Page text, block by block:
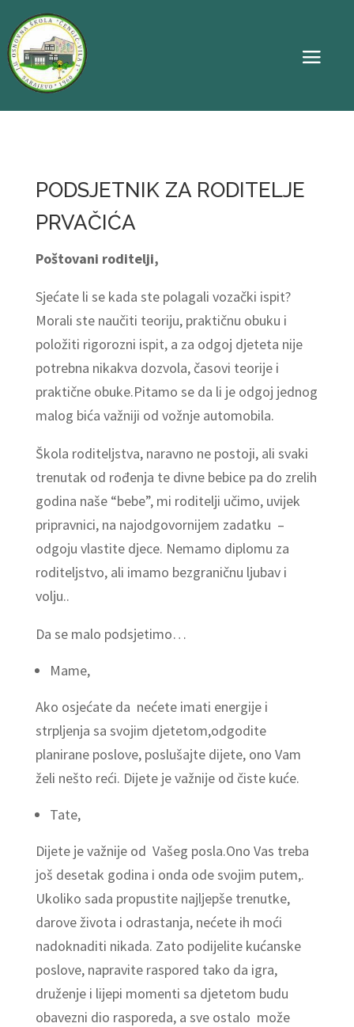
PODSJETNIK ZA RODITELJE
PRVAČIĆA
Poštovani roditelji,
Sjećate li se kada ste polagali vozački ispit?
Morali ste naučiti teoriju, praktičnu obuku i
položiti rigorozni ispit, a za odgoj djeteta nije
potrebna nikakva dozvola, časovi teorije i
praktične obuke.Pitamo se da li je odgoj jednog
malog bića važniji od vožnje automobila.
Škola roditeljstva, naravno ne postoji, ali svaki
trenutak od rođenja te divne bebice pa do zrelih
godina naše “bebe”, mi roditelji učimo, uvijek
pripravnici, na najodgovornijem zadatku –
odgoju vlastite djece. Nemamo diplomu za
roditeljstvo, ali imamo bezgraničnu ljubav i
volju..
Da se malo podsjetimo…
Mame,
Ako osjećate da nećete imati energije i
strpljenja sa svojim djetetom,odgodite
planirane poslove, poslušajte dijete, ono Vam
želi nešto reći. Dijete je važnije od čiste kuće.
Tate,
Dijete je važnije od Vašeg posla.Ono Vas treba
još desetak godina i onda ode svojim putem,.
Ukoliko sada propustite najljepše trenutke,
darove života i odrastanja, nećete ih moći
nadoknaditi nikada. Zato podijelite kućanske
poslove, napravite raspored tako da igra,
druženje i lijepi momenti sa djetetom budu
obavezni dio rasporeda, a sve ostalo može